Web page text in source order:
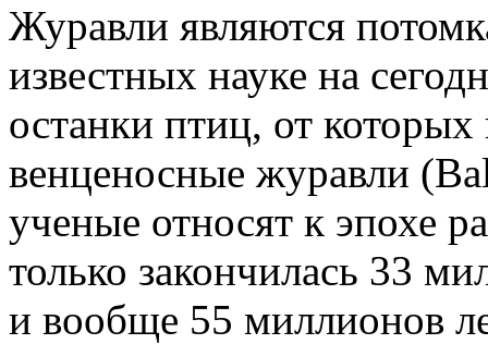
Журавли являются
известных науке на
останки птиц, от
венценосные журавли
ученые относят к эпохе
только закончилась 33
и вообще 55 миллионов